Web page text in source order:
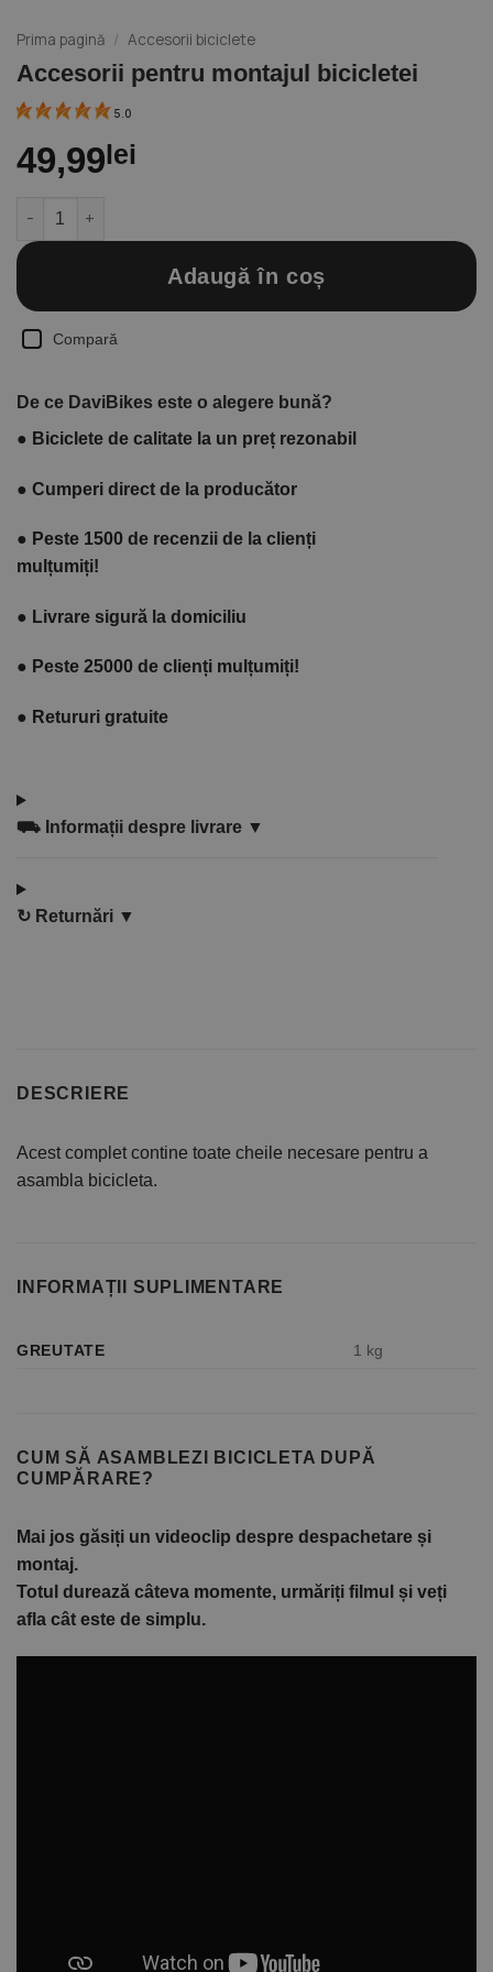
Prima pagină / Accesorii biciclete
Accesorii pentru montajul bicicletei
5.0
49,99 lei
Cantitate Accesorii pentru montajul bicicletei
Adaugă în coș
Compară
De ce DaviBikes este o alegere bună?
● Biciclete de calitate la un preț rezonabil
● Cumperi direct de la producător
● Peste 1500 de recenzii de la clienți
mulțumiți!
● Livrare sigură la domiciliu
● Peste 25000 de clienți mulțumiți!
● Retururi gratuite
⛟ Informații despre livrare ▼
↻ Returnări ▼
DESCRIERE
Acest complet contine toate cheile necesare pentru a
asambla bicicleta.
INFORMAȚII SUPLIMENTARE
GREUTATE 1 kg
CUM SĂ ASAMBLEZI BICICLETA DUPĂ
CUMPĂRARE?
Mai jos găsiți un videoclip despre despachetare și
montaj.
Totul durează câteva momente, urmăriți filmul și veți
afla cât este de simplu.